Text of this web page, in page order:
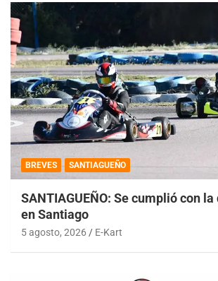
BREVES SANTIAGUEÑO
SANTIAGUEÑO: Se cumplió con
en Santiago
5 agosto, 2026 E-Kart